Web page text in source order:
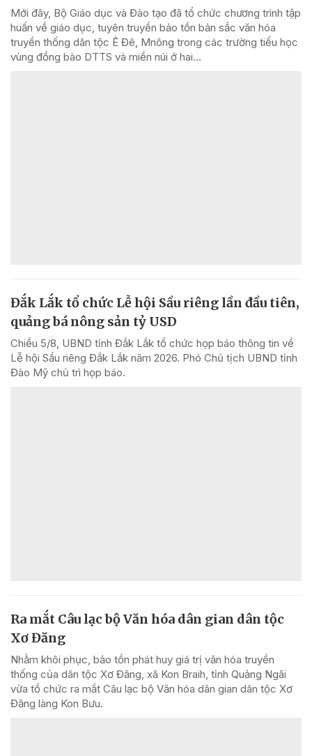
Mới đây, Bộ Giáo dục và Đào tạo đã tổ chức chương trình tập
huấn về giáo dục, tuyên truyền bảo tồn bản sắc văn hóa
truyền thống dân tộc Ê Đê, Mnông trong các trường tiểu học
vùng đồng bào DTTS và miền núi ở hai...
Đắk Lắk tổ chức Lễ hội Sầu riêng lần đầu tiên,
quảng bá nông sản tỷ USD
Chiều 5/8, UBND tỉnh Đắk Lắk tổ chức họp báo thông tin về
Lễ hội Sầu riêng Đắk Lắk năm 2026. Phó Chủ tịch UBND tỉnh
Đào Mỹ chủ trì họp báo.
Ra mắt Câu lạc bộ Văn hóa dân gian dân tộc
Xơ Đăng
Nhằm khôi phục, bảo tồn phát huy giá trị văn hóa truyền
thống của dân tộc Xơ Đăng, xã Kon Braih, tỉnh Quảng Ngãi
vừa tổ chức ra mắt Câu lạc bộ Văn hóa dân gian dân tộc Xơ
Đăng làng Kon Bưu.